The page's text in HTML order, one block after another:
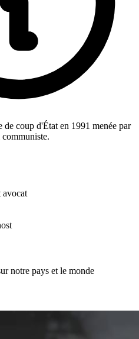
de coup d'État en 1991 menée par
communiste.
avocat
notre pays et le monde